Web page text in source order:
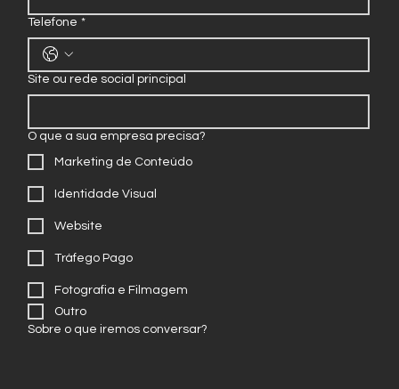
Telefone *
Site ou rede social principal
O que a sua empresa precisa?
Marketing de Conteúdo
Identidade Visual
Website
Tráfego Pago
Fotografia e Filmagem
Outro
Sobre o que iremos conversar?